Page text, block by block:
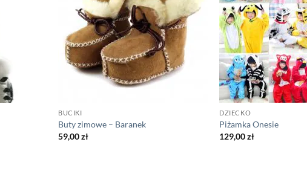
BUCIKI
Buty zimowe – Baranek
59,00zł
DZIECKO
Piżamka Onesie
129,00zł